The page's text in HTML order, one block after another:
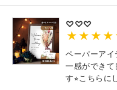
♡♡♡
ペーパーア
一感ができ
す⭐︎こちらに